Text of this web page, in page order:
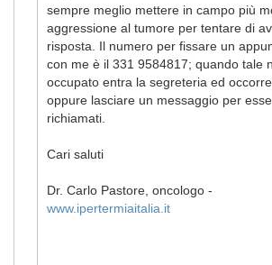
sempre meglio mettere in campo più
aggressione al tumore per tentare di
risposta. Il numero per fissare un
con me è il 331 9584817; quando tale
occupato entra la segreteria ed
oppure lasciare un messaggio per
richiamati.
Cari saluti
Dr. Carlo Pastore, oncologo -
www.ipertermiaitalia.it